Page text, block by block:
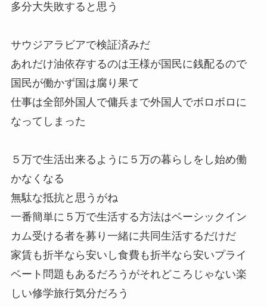
多分大失敗すると思う
サウジアラビアで検証済みだ
あれだけ油依存するのは王様が国民に銭配るので
国民が働かず国は腐り果て
仕事は全部外国人で傭兵まで外国人でボロボロに
なってしまった
５万で生活出来るように５万の暮らしをし始め働
かなくなる
無駄な抵抗と思うがね
一番簡単に５万で生活する方法はベーシックイン
カム受ける者を募り一緒に共同生活するだけだ
家賃も折半なら安いし食費も折半なら安いプライ
ベート問題もあるだろうがそれどころじゃない楽
しい修学旅行気分だろう